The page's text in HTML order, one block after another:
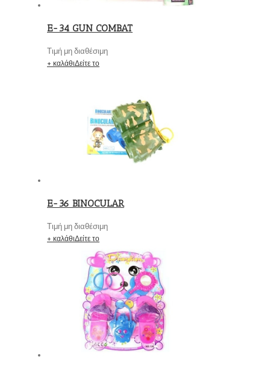
E-34 GUN COMBAT
Τιμή μη διαθέσιμη
+ καλάθιΔείτε το
E-36 BINOCULAR
Τιμή μη διαθέσιμη
+ καλάθιΔείτε το